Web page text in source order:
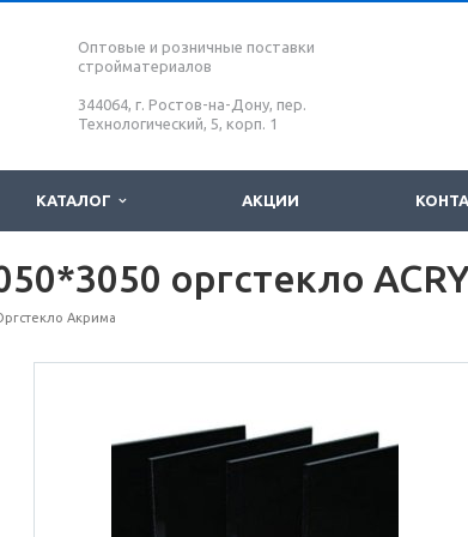
Оптовые и розничные поставки
стройматериалов
344064, г. Ростов-на-Дону, пер.
Технологический, 5, корп. 1
КАТАЛОГ АКЦИИ
оргстекло
Акрима